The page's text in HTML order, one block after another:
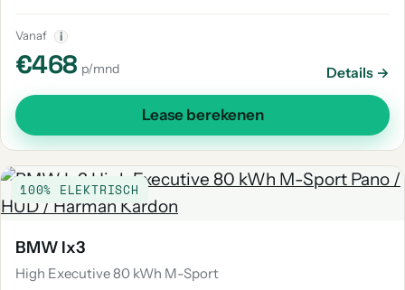
Vanaf i
€468 p/mnd Details →
Lease berekenen
100% ELEKTRISCH
BMW Ix3
High Executive 80 kWh M-Sport